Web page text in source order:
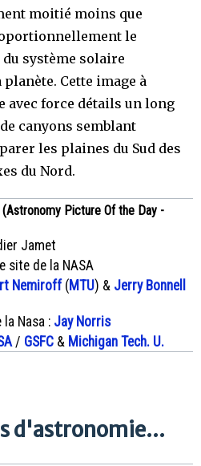
moitié moins que
le
système solaire
Cette image à
avec force détails un long
canyons semblant
les plaines du Sud des
du Nord.
Picture Of the Day -
Jamet
site de la NASA
Nemiroff(MTU) & Jerry Bonnell
Nasa : Jay Norris
/ GSFC & Michigan Tech. U.
d'astronomie...